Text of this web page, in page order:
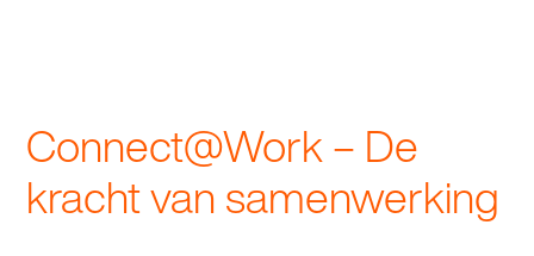
Werken bij Asito
Connect@Work – De
kracht van samenwerking